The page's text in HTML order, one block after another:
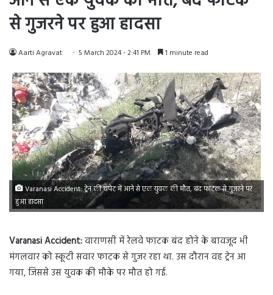
से गुजरने पर हुआ हादसा
Aarti Agravat 5 March 2024 - 2:41 PM 1 minute read
Varanasi Accident: ट्रेन की चपेट में आने से एक युवक की मौत, बंद फाटक से गुजरने पर
हुआ हादसा
Varanasi Accident:वाराणसी में रेलवे फाटक बंद होने के बावजूद भी
मंगलवार को स्कूटी सवार फाटक से गुजर रहा था. उस दौरान वह ट्रेन आ
गया, जिससे उस युवक की मौके पर मौत हो गई.